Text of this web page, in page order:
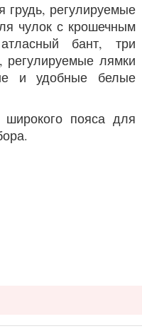
грудь, регулируемые
чулок с крошечным
бант, три
лямки
и удобные белые
широкого пояса для